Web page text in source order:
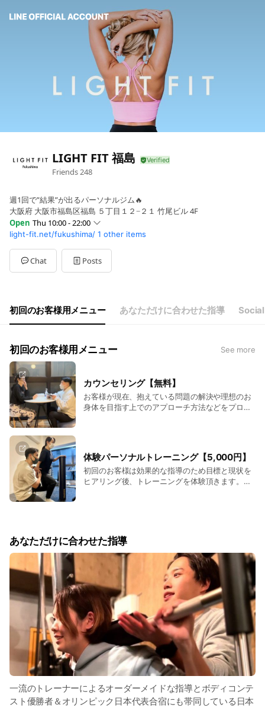
LIGHT FIT 福島
Friends248
週1回で”結果”が出るパーソナルジム🔥
大阪府 大阪市福島区福島 ５丁目１２−２１ 竹尾ビル 4F
Open Thu 10:00 - 22:00
Sun10:00 - 22:00
Mon10:00 - 22:00
Tue10:00 - 22:00
Wed10:00 - 22:00
Sat10:00 - 22:00
light-fit.net/fukushima/ 1 other items
Chat Posts
初回のお客様用メニュー あなただけに合わせた指導
初回のお客様用メニュー See more
カウンセリング【無料】
お客様が現在、抱えている問題の解決や理想のお
身体を目指す上でのアプローチ方法などをプロの
体験パーソナルトレーニング【5,000円】
初回のお客様は効果的な指導のため目標と現状を
ヒアリング後、トレーニングを体験頂きます。体
あなただけに合わせた指導
一流のトレーナーによるオーダーメイドな指導とボディコンテ
スト優勝者＆オリンピック日本代表合宿にも帯同している日本